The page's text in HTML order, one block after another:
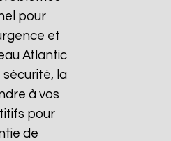
pour
et
Atlantic
la
à vos
pour
de